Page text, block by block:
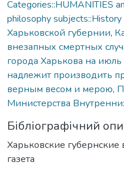
Categories::HUMANITIES
philosophy
Харьковской губернии,
внезапных смертных
города Харькова на
надлежит производить
верным весом и мерою,
Министерства
Бібліографічний
Харьковские
газета